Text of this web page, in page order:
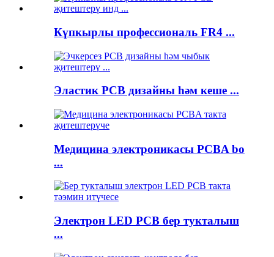
Күпкырлы профессиональ FR4 ...
Эластик PCB дизайны һәм кеше ...
Медицина электроникасы PCBA bo
...
Электрон LED PCB бер тукталыш
...